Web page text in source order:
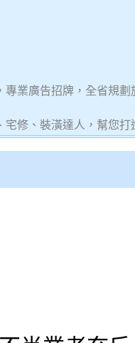
專業廣告招牌，全省規
宅修、裝潢達人，幫您